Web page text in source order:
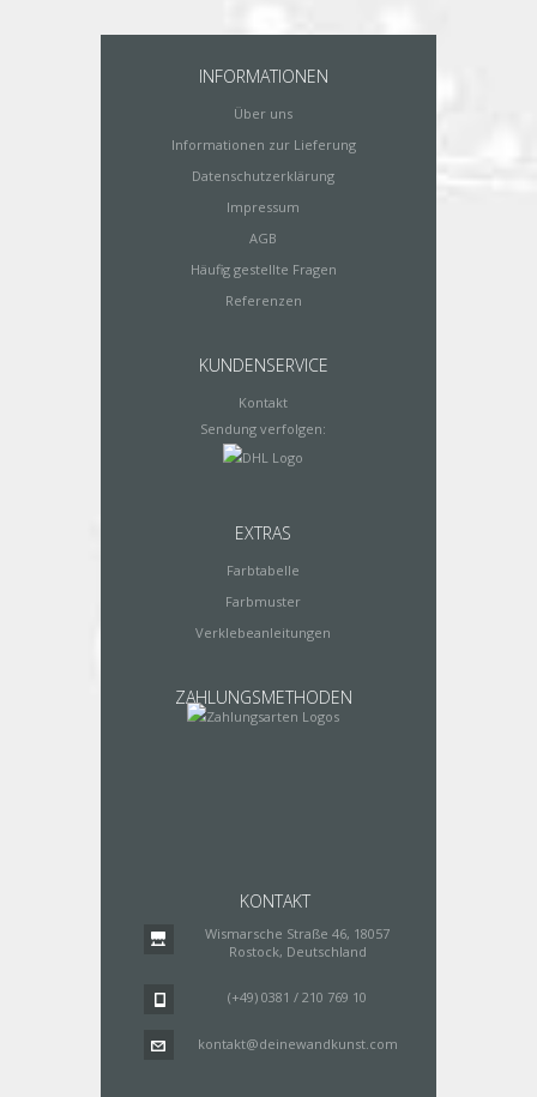
INFORMATIONEN
Über uns
Informationen zur Lieferung
Datenschutzerklärung
Impressum
AGB
Häufig gestellte Fragen
Referenzen
KUNDENSERVICE
Kontakt
Sendung verfolgen:
EXTRAS
Farbtabelle
Farbmuster
Verklebeanleitungen
ZAHLUNGSMETHODEN
KONTAKT
Wismarsche Straße 46, 18057
Rostock, Deutschland
(+49) 0381 / 210 769 10
kontakt@deinewandkunst.com